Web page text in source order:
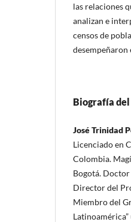
las relaciones
analizan e
censos de
desempeñaron
Biografía
José Trinidad
Licenciado en
Colombia.
Bogotá.
Director del
Miembro del